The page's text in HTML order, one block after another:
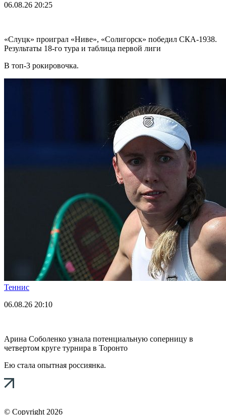
06.08.26 20:25
«Слуцк» проиграл «Ниве», «Солигорск» победил СКА-1938.
Результаты 18-го тура и таблица первой лиги
В топ-3 рокировочка.
Теннис
06.08.26 20:10
Арина Соболенко узнала потенциальную соперницу в
четвертом круге турнира в Торонто
Ею стала опытная россиянка.
© Copyright 2026